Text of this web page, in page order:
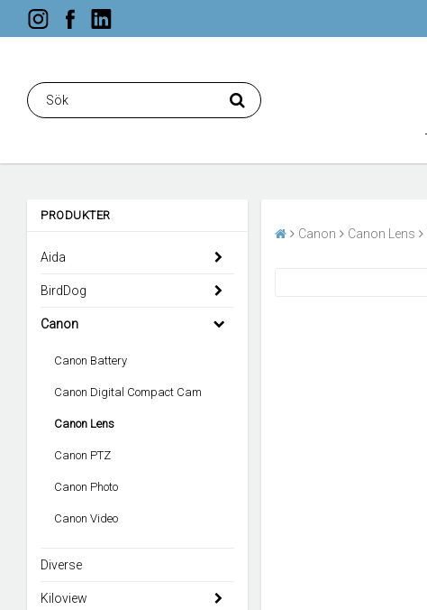
PRODUKTER
Aida
BirdDog
Canon
Canon Battery
Canon Digital Compact Cam
Canon Lens
Canon PTZ
Canon Photo
Canon Video
Diverse
Kiloview
Canon Canon Lens